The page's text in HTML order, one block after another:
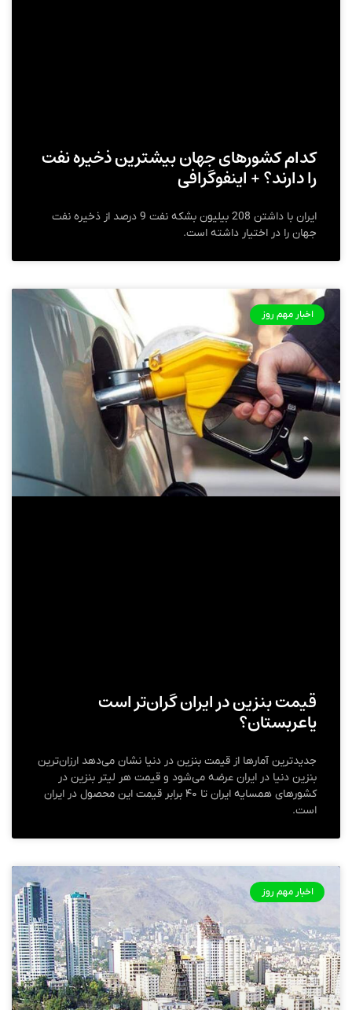
کدام کشورهای جهان بیشترین ذخیره نفت
را دارند؟ + اینفوگرافی
ایران با داشتن 208 بیلیون بشکه نفت 9 درصد از ذخیره نفت
جهان را در اختیار داشته است.
اخبار مهم روز
قیمت بنزین در ایران گران‌تر است
یاعربستان؟
جدیدترین آمار‌ها از قیمت بنزین در دنیا نشان می‌دهد ارزان‌ترین
بنزین دنیا در ایران عرضه می‌شود و قیمت هر لیتر بنزین در
کشور‌های همسایه ایران تا ۴۰ برابر قیمت این محصول در ایران
است.
اخبار مهم روز